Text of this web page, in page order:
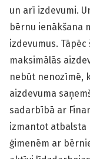
un arī izdevumi.
bērnu ienākšana
izdevumus.
maksimālās
nebūt nenozīmē,
aizdevuma
sadarbībā ar
izmantot atbalsta
ģimenēm ar